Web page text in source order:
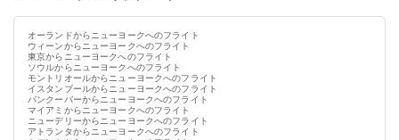
オーランドからニューヨークへのフライト
ウィーンからニューヨークへのフライト
東京からニューヨークへのフライト
ソウルからニューヨークへのフライト
モントリオールからニューヨークへのフライト
イスタンブールからニューヨークへのフライト
バンクーバーからニューヨークへのフライト
マイアミからニューヨークへのフライト
ニューデリーからニューヨークへのフライト
アトランタからニューヨークへのフライト